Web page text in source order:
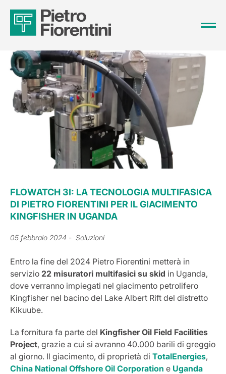
FLOWATCH 3I: LA TECNOLOGIA MULTIFASICA
DI PIETRO FIORENTINI PER IL GIACIMENTO
KINGFISHER IN UGANDA
05 febbraio 2024 - Soluzioni
Entro la fine del 2024 Pietro Fiorentini metterà in
servizio 22 misuratori multifasici su skid in Uganda,
dove verranno impiegati nel giacimento petrolifero
Kingfisher nel bacino del Lake Albert Rift del distretto
Kikuube.
La fornitura fa parte del Kingfisher Oil Field Facilities
Project, grazie a cui si avranno 40.000 barili di greggio
al giorno. Il giacimento, di proprietà di TotalEnergies,
China National Offshore Oil Corporation e Uganda